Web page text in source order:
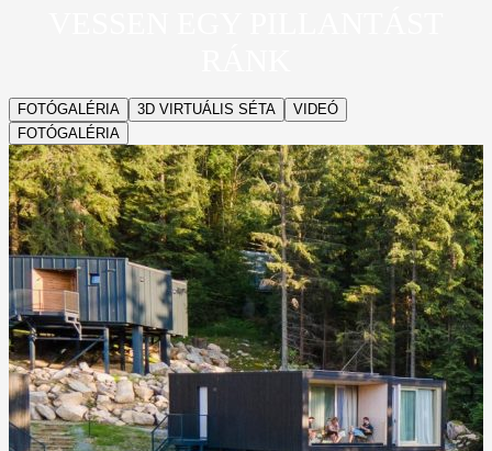
FOTÓGALÉRIA 3D VIRTUÁLIS SÉTA
VIDEÓ
FOTÓGALÉRIA